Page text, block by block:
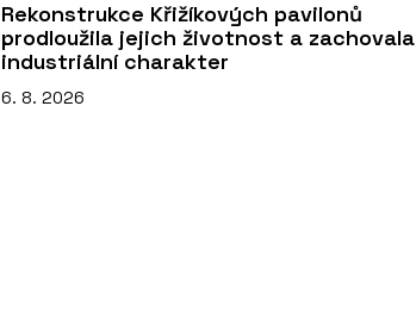
Rekonstrukce Křižíkových pavilonů
prodloužila jejich životnost a zachovala
industriální charakter
6. 8. 2026